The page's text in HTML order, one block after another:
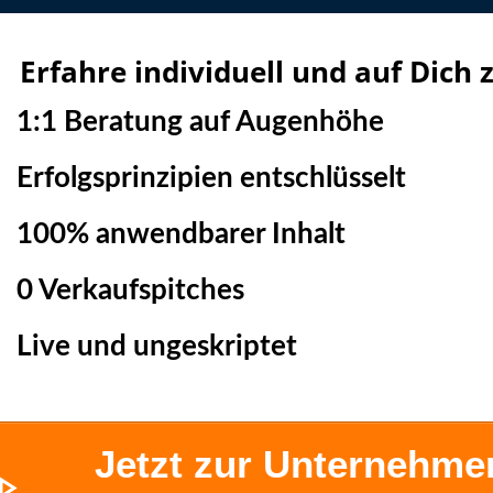
Erfahre individuell und auf Dich
1:1 Beratung auf Augenhöhe
Erfolgsprinzipien entschlüsselt
100% anwendbarer Inhalt
0 Verkaufspitches
Live und ungeskriptet
Jetzt zur